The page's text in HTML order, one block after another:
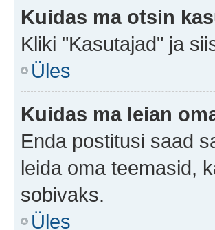
Kuidas ma otsin
Kliki "Kasutajad" ja
Üles
Kuidas ma leian
Enda postitusi saad
leida oma teemasid,
sobivaks.
Üles